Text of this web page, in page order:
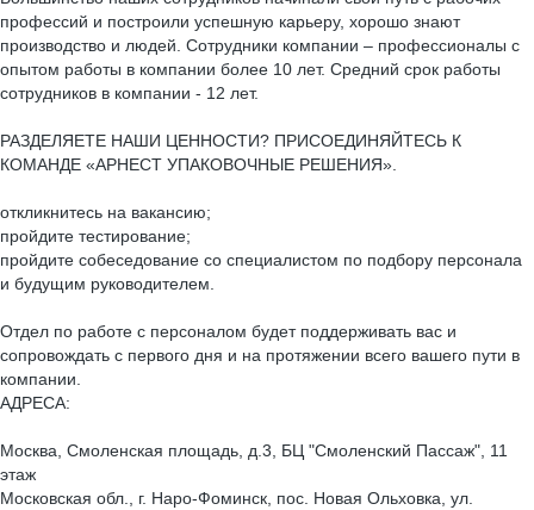
профессий и построили успешную карьеру, хорошо знают
производство и людей. Сотрудники компании – профессионалы с
опытом работы в компании более 10 лет. Средний срок работы
сотрудников в компании - 12 лет.
РАЗДЕЛЯЕТЕ НАШИ ЦЕННОСТИ? ПРИСОЕДИНЯЙТЕСЬ К
КОМАНДЕ «АРНЕСТ УПАКОВОЧНЫЕ РЕШЕНИЯ».
откликнитесь на вакансию;
пройдите тестирование;
пройдите собеседование со специалистом по подбору персонала
и будущим руководителем.
Отдел по работе с персоналом будет поддерживать вас и
сопровождать с первого дня и на протяжении всего вашего пути в
компании.
АДРЕСА:
Москва, Смоленская площадь, д.3, БЦ "Смоленский Пассаж", 11
этаж
Московская обл., г. Наро-Фоминск, пос. Новая Ольховка, ул.